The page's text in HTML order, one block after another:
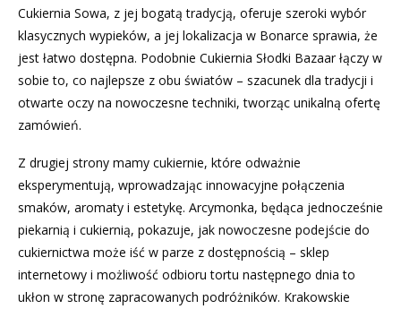
Cukiernia Sowa, z jej bogatą tradycją, oferuje szeroki wybór
klasycznych wypieków, a jej lokalizacja w Bonarce sprawia, że
jest łatwo dostępna. Podobnie Cukiernia Słodki Bazaar łączy w
sobie to, co najlepsze z obu światów – szacunek dla tradycji i
otwarte oczy na nowoczesne techniki, tworząc unikalną ofertę
zamówień.
Z drugiej strony mamy cukiernie, które odważnie
eksperymentują, wprowadzając innowacyjne połączenia
smaków, aromaty i estetykę. Arcymonka, będąca jednocześnie
piekarnią i cukiernią, pokazuje, jak nowoczesne podejście do
cukiernictwa może iść w parze z dostępnością – sklep
internetowy i możliwość odbioru tortu następnego dnia to
ukłon w stronę zapracowanych podróżników. Krakowskie